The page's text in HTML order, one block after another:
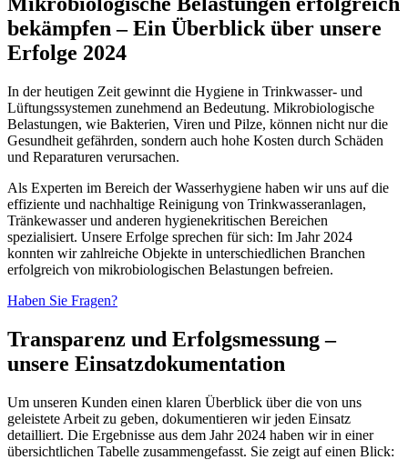
bekämpfen – Ein Überblick über unsere
Erfolge 2024
In der heutigen Zeit gewinnt die Hygiene in Trinkwasser- und
Lüftungssystemen zunehmend an Bedeutung. Mikrobiologische
Belastungen, wie Bakterien, Viren und Pilze, können nicht nur die
Gesundheit gefährden, sondern auch hohe Kosten durch Schäden
und Reparaturen verursachen.
Als Experten im Bereich der Wasserhygiene haben wir uns auf die
effiziente und nachhaltige Reinigung von Trinkwasseranlagen,
Tränkewasser und anderen hygienekritischen Bereichen
spezialisiert. Unsere Erfolge sprechen für sich: Im Jahr 2024
konnten wir zahlreiche Objekte in unterschiedlichen Branchen
erfolgreich von mikrobiologischen Belastungen befreien.
Haben Sie Fragen?
Transparenz und Erfolgsmessung –
unsere Einsatzdokumentation
Um unseren Kunden einen klaren Überblick über die von uns
geleistete Arbeit zu geben, dokumentieren wir jeden Einsatz
detailliert. Die Ergebnisse aus dem Jahr 2024 haben wir in einer
übersichtlichen Tabelle zusammengefasst. Sie zeigt auf einen Blick: